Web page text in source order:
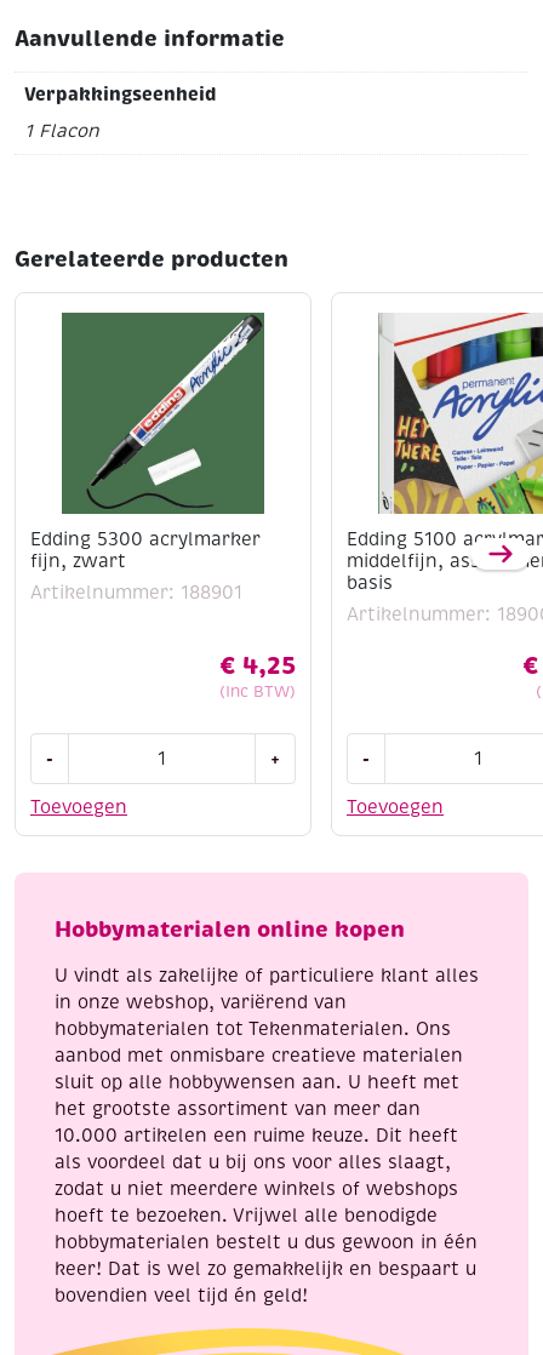
Aanvullende informatie
Verpakkingseenheid
1 Flacon
Gerelateerde producten
Edding 5300 acrylmarker
fijn, zwart
Artikelnummer: 188901
€ 4,25
(Inc BTW)
Toevoegen
-
acrylmarker
aantal
+
Edding 5100
middelfijn,
basis
Artikelnummer:
€
Toevoegen
-
acrylmarkers
basis
Hobbymaterialen online kopen
U vindt als zakelijke of particuliere klant alles
in onze webshop, variërend van
hobbymaterialen tot Tekenmaterialen. Ons
aanbod met onmisbare creatieve materialen
sluit op alle hobbywensen aan. U heeft met
het grootste assortiment van meer dan
10.000 artikelen een ruime keuze. Dit heeft
als voordeel dat u bij ons voor alles slaagt,
zodat u niet meerdere winkels of webshops
hoeft te bezoeken. Vrijwel alle benodigde
hobbymaterialen bestelt u dus gewoon in één
keer! Dat is wel zo gemakkelijk en bespaart u
bovendien veel tijd én geld!